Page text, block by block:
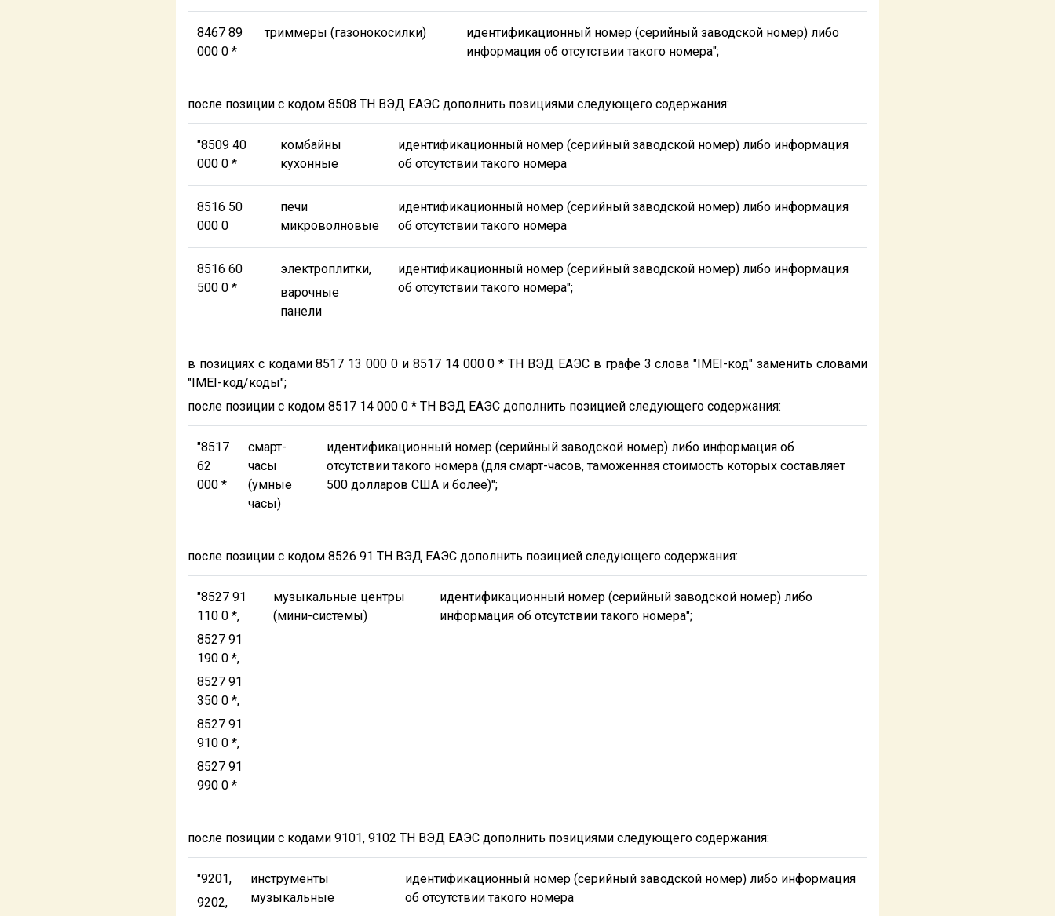
8467 89
000 0 *
триммеры (газонокосилки)
идентификационный номер (серийный заводской номер) либо
информация об отсутствии такого номера";
после позиции с кодом 8508 ТН ВЭД ЕАЭС дополнить позициями следующего содержания:
"8509 40
000 0 *
комбайны
кухонные
идентификационный номер (серийный заводской номер) либо информация
об отсутствии такого номера
8516 50
000 0
печи
микроволновые
идентификационный номер (серийный заводской номер) либо информация
об отсутствии такого номера
8516 60
500 0 *
электроплитки,
варочные
панели
идентификационный номер (серийный заводской номер) либо информация
об отсутствии такого номера";
в позициях с кодами 8517 13 000 0 и 8517 14 000 0 * ТН ВЭД ЕАЭС в графе 3 слова "IMEI-код" заменить словами
"IMEI-код/коды";
после позиции с кодом 8517 14 000 0 * ТН ВЭД ЕАЭС дополнить позицией следующего содержания:
"8517
62
000 *
смарт-
часы
(умные
часы)
идентификационный номер (серийный заводской номер) либо информация об
отсутствии такого номера (для смарт-часов, таможенная стоимость которых составляет
500 долларов США и более)";
после позиции с кодом 8526 91 ТН ВЭД ЕАЭС дополнить позицией следующего содержания:
"8527 91
110 0 *,
8527 91
190 0 *,
8527 91
350 0 *,
8527 91
910 0 *,
8527 91
990 0 *
музыкальные центры
(мини-системы)
идентификационный номер (серийный заводской номер) либо
информация об отсутствии такого номера";
после позиции с кодами 9101, 9102 ТН ВЭД ЕАЭС дополнить позициями следующего содержания:
"9201,
9202,
инструменты
музыкальные
идентификационный номер (серийный заводской номер) либо информация
об отсутствии такого номера